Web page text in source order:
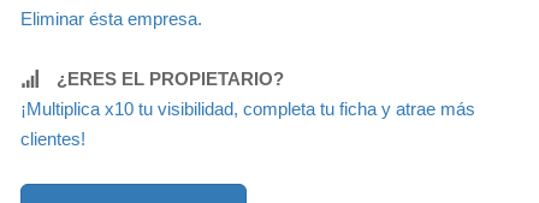
Eliminar ésta empresa.
¿ERES EL PROPIETARIO?
¡Multiplica x10 tu visibilidad, completa tu ficha y atrae más
clientes!